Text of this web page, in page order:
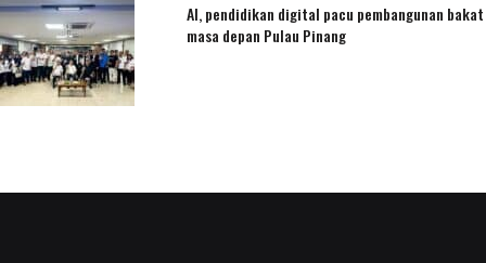
AI, pendidikan digital pacu pembangunan bakat
masa depan Pulau Pinang